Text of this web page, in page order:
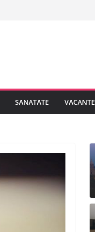
SANATATE VACANTE